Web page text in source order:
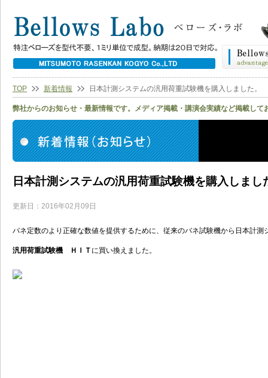
TOP 新着情報 日本計測システムの汎用荷重試験機を購入しました。
弊社からのお知らせ・最新情報です。メディア掲載・講演会実績など掲載して
日本計測システムの汎用荷重試験機を購入しまし
更新日：2016年02月09日
バネ定数のより正確な数値を提供するために、従来のバネ試験機から日本計測
汎用荷重試験機 ＨＩＴ に買い換えました。